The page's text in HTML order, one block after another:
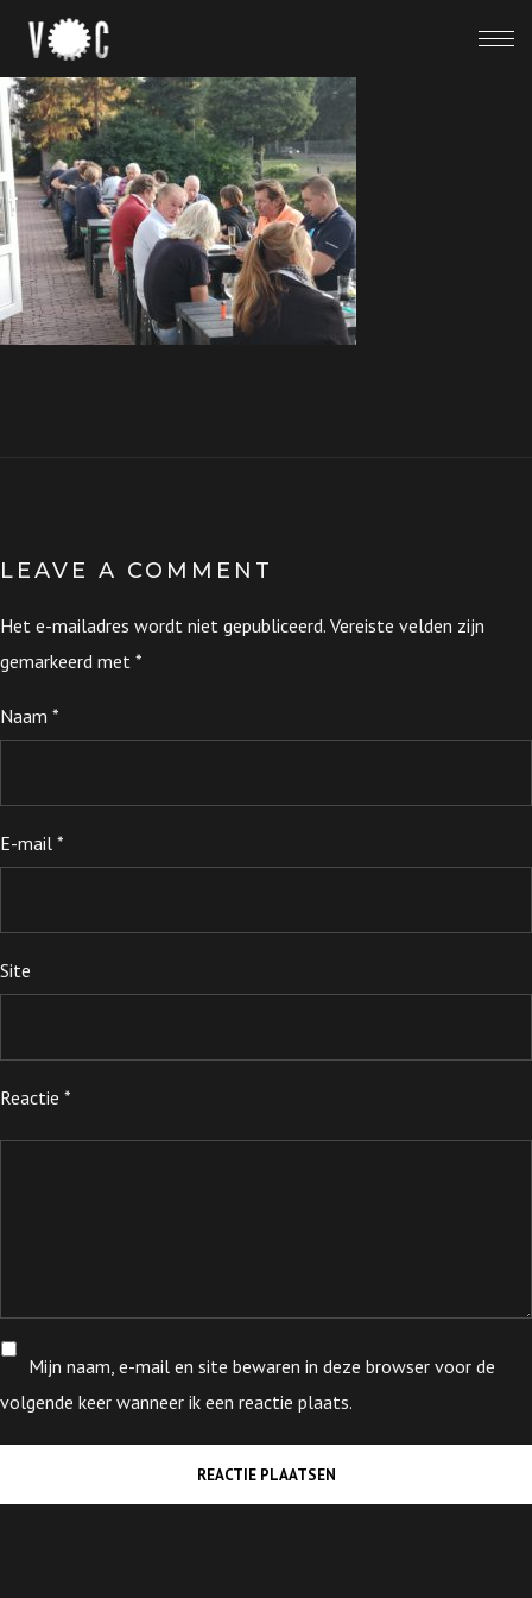
LEAVE A COMMENT
Het e-mailadres wordt niet gepubliceerd. Vereiste velden zijn
gemarkeerd met *
Naam *
E-mail *
Site
Reactie *
Mijn naam, e-mail en site bewaren in deze browser voor de
volgende keer wanneer ik een reactie plaats.